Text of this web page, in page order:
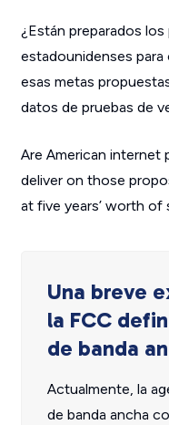
¿Están preparados
estadounidenses
esas metas
datos de pruebas de
Are American internet
deliver on those
at five years’ worth
Una breve
la FCC
de banda
Actualmente, la
de banda ancha